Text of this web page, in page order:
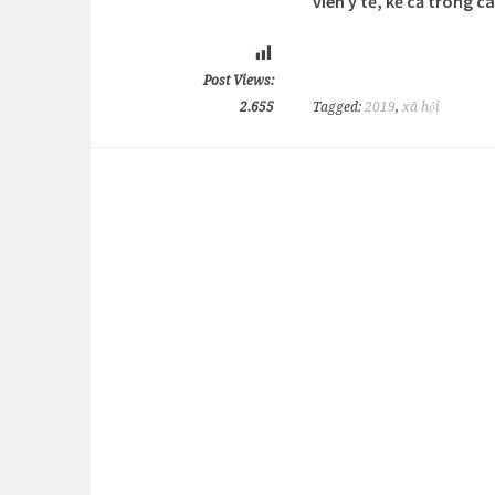
Post Views:
2.655
Tagged: 2019, xã hội